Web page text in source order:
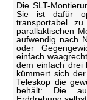
Die SLT-
Sie ist dafür
transportabel
parallaktischen
aufwendig nach
oder
einfach
dem einfach drei
kümmert sich
Teleskop die
behält: Die